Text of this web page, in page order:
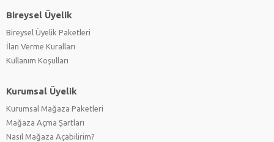
Bireysel Üyelik
Bireysel Üyelik Paketleri
İlan Verme Kuralları
Kullanım Koşulları
Kurumsal Üyelik
Kurumsal Mağaza Paketleri
Mağaza Açma Şartları
Nasıl Mağaza Açabilirim?